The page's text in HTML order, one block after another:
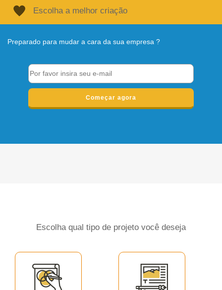
Escolha a melhor criação
Preparado para mudar a cara da sua empresa ?
Começar agora
Escolha qual tipo de projeto você deseja